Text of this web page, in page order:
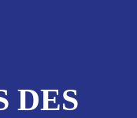
DES